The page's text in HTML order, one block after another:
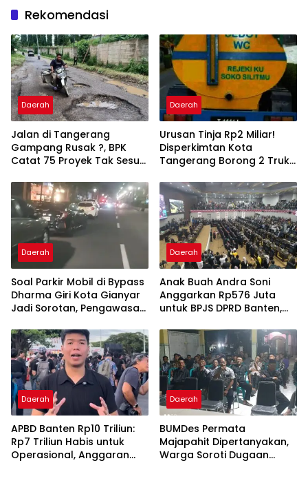
Rekomendasi
Daerah
Jalan di Tangerang
Gampang Rusak ?, BPK
Catat 75 Proyek Tak Sesuai
Daerah
Urusan Tinja Rp2 Miliar!
Disperkimtan Kota
Tangerang Borong 2 Truk
Daerah
Soal Parkir Mobil di Bypass
Dharma Giri Kota Gianyar
Jadi Sorotan, Pengawasan
Daerah
Anak Buah Andra Soni
Anggarkan Rp576 Juta
untuk BPJS DPRD Banten,
Berlebih Rp282 Juta
Daerah
APBD Banten Rp10 Triliun:
Rp7 Triliun Habis untuk
Operasional, Anggaran
Daerah
BUMDes Permata
Majapahit Dipertanyakan,
Warga Soroti Dugaan